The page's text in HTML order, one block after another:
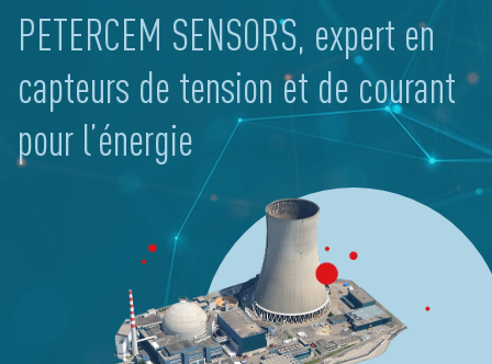
PETERCEM SENSORS, expert en
capteurs de tension et de courant
pour l’énergie